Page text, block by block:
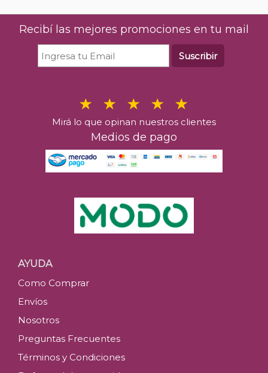
Recibí las mejores promociones en tu mail
Suscribir
Mirá lo que opinan nuestros clientes
Medios de pago
AYUDA
Como Comprar
Envíos
Nosotros
Preguntas Frecuentes
Términos y Condiciones